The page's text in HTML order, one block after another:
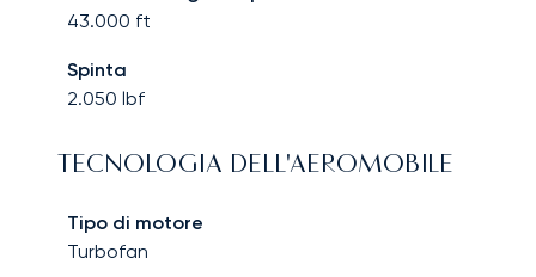
43.000 ft
Spinta
2.050 lbf
TECNOLOGIA DELL'AEROMOBILE
Tipo di motore
Turbofan